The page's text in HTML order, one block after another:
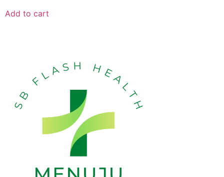
Add to cart